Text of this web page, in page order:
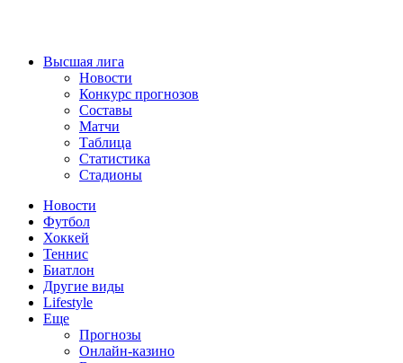
Высшая лига
Новости
Конкурс прогнозов
Составы
Матчи
Таблица
Статистика
Стадионы
Новости
Футбол
Хоккей
Теннис
Биатлон
Другие виды
Lifestyle
Еще
Прогнозы
Онлайн-казино